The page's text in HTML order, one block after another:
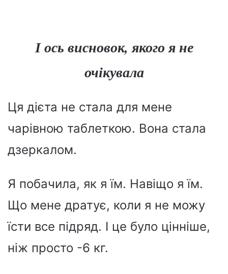
І ось висновок, якого я не
очікувала
Ця дієта не стала для мене
чарівною таблеткою. Вона стала
дзеркалом.
Я побачила, як я їм. Навіщо я їм.
Що мене дратує, коли я не можу
їсти все підряд. І це було цінніше,
ніж просто -6 кг.